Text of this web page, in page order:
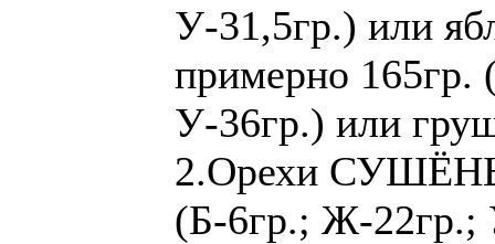
У-31,5гр.) или
примерно
У-36гр.) или
2.Орехи
(Б-6гр.; Ж-22гр.;